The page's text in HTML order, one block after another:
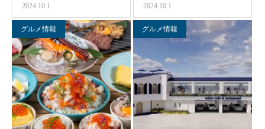
2024.10.1 2024.10.1
グルメ情報 グルメ情報